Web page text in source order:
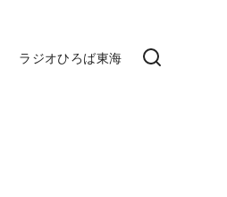
ラジオひろば東海